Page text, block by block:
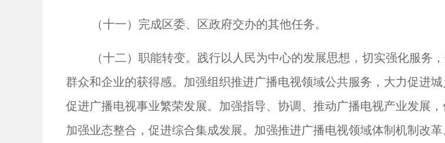
（十一）完成区委、区政府交办的其他任务。
（十二）职能转变。践行以人民为中心的发展思想，切实强化服务
群众和企业的获得感。加强组织推进广播电视领域公共服务，大力促进城
促进广播电视事业繁荣发展。加强指导、协调、推动广播电视产业发展，
加强业态整合，促进综合集成发展。加强推进广播电视领域体制机制改